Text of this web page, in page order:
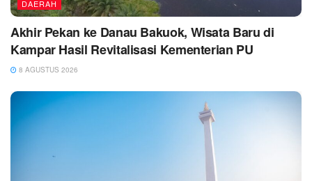
DAERAH
Akhir Pekan ke Danau Bakuok, Wisata Baru di
Kampar Hasil Revitalisasi Kementerian PU
8 AGUSTUS 2026